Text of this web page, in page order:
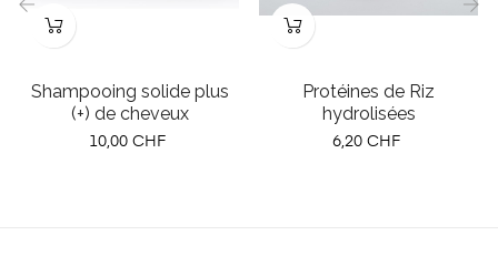
Shampooing solide plus
(+) de cheveux
Prix
10,00 CHF
Protéines de Riz
hydrolisées
Prix
6,20 CHF